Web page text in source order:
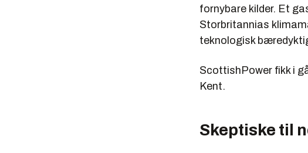
fornybare kilder. Et
Storbritannias
teknologisk
ScottishPower fikk i
Kent.
Skeptiske til